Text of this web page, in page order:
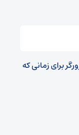
برای زمانی که